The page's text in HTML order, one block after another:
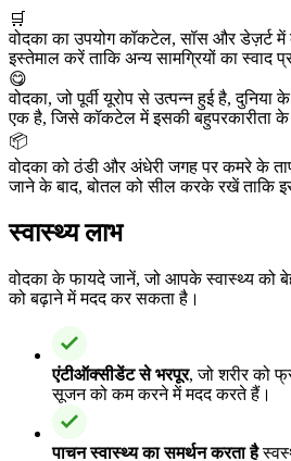
🛒
वोदका का उपयोग कॉकटेल, सॉस और डेज़र्ट
इस्तेमाल करें ताकि अन्य सामग्रियों का स्वाद
😋
वोदका, जो पूर्वी यूरोप से उत्पन्न हुई है,
एक है, जिसे कॉकटेल में इसकी बहुपरकारीता के
📦
वोदका को ठंडी और अंधेरी जगह पर कमरे के
जाने के बाद, बोतल को सील करके रखें ताकि
स्वास्थ्य लाभ
वोदका के फायदे जानें, जो आपके स्वास्थ्य को
को बढ़ाने में मदद कर सकता है।
एंटीऑक्सीडेंट से भरपूर, जो शरीर को
सूजन को कम करने में मदद करते हैं।
पाचन स्वास्थ्य का समर्थन करता है